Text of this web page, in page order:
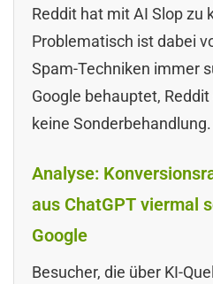
Reddit hat mit AI Slop zu
Problematisch ist dabei
Spam-Techniken immer
Google behauptet,
keine Sonderbehandlung.
Analyse:
aus ChatGPT viermal
Google
Besucher, die über KI-